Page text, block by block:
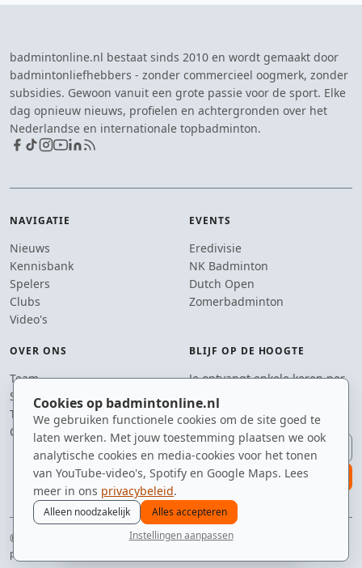
Cookies op badmintonline.nl
We gebruiken functionele cookies om de site goed te
laten werken. Met jouw toestemming plaatsen we ook
analytische cookies en media-cookies voor het tonen
van YouTube-video's, Spotify en Google Maps. Lees
meer in ons privacybeleid.
Alleen noodzakelijk
Alles accepteren
Instellingen aanpassen
badmintonline.nl bestaat sinds 2010 en wordt gemaakt door
badmintonliefhebbers - zonder commercieel oogmerk, zonder
subsidies. Gewoon vanuit een grote passie voor de sport. Elke
dag opnieuw nieuws, profielen en achtergronden over het
Nederlandse en internationale topbadminton.
NAVIGATIE
Nieuws
Kennisbank
Spelers
Clubs
Video's
EVENTS
Eredivisie
NK Badminton
Dutch Open
Zomerbadminton
OVER ONS
Team
Supporters
Tip de redactie
Contact
BLIJF OP DE HOOGTE
Je ontvangt enkele keren per
jaar een e-mail met het
laatste badmintonnieuws.
E-mailadres
aanmelden
© 2010–2026 badmintonline.nl · gemaakt met een passie voor de drop shot
privacy
spelers ranglijst zomer